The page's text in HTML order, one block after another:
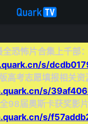
恐怖片合集上千部：
s/
高考志愿填报相关资
s/
98届奥斯卡获奖影片
s/